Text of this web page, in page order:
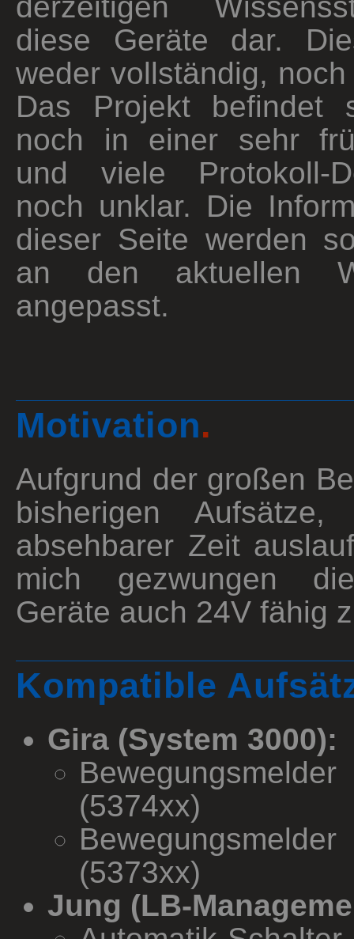
diese Geräte dar.
weder vollständig,
Das Projekt befindet
noch in einer sehr
und viele Protokoll-
noch unklar. Die
dieser Seite werden
an den aktuellen
angepasst.
Motivation.
Aufgrund der großen
bisherigen
absehbarer Zeit
mich gezwungen
Geräte auch 24V fähig
Kompatible
Gira (System 3000):
(5374xx)
(5373xx)
Jung (LB-